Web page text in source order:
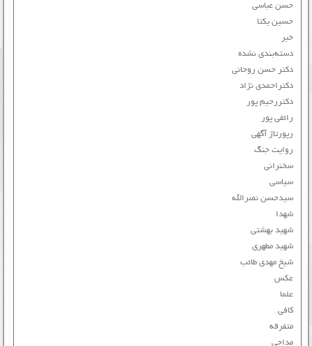
حسن عباسی
حسین یکتا
خبر
دسته‌بندی نشده
دکتر حسن روحانی
دکتراحمدی نژاد
دکتررحیم پور
رائفی پور
رپورتاژ آگهی
روایت جنگ
سخنرانی
سیاسی
سیدحسن نصرالله
شهدا
شهید بهشتی
شهید مطهری
شیخ مهدی طائب
عکس
علما
کافی
متفرقه
مداحی